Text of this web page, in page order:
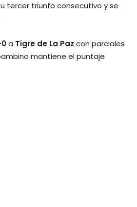
tercer triunfo consecutivo y se
a Tigre de La Paz con parciales
mantiene el puntaje